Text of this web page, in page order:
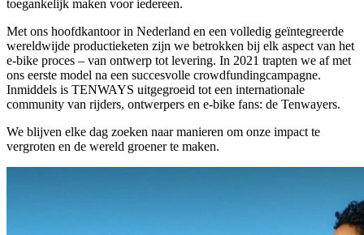
toegankelijk maken voor iedereen.
Met ons hoofdkantoor in Nederland en een volledig geïntegreerde
wereldwijde productieketen zijn we betrokken bij elk aspect van het
e-bike proces – van ontwerp tot levering. In 2021 trapten we af met
ons eerste model na een succesvolle crowdfundingcampagne.
Inmiddels is TENWAYS uitgegroeid tot een internationale
community van rijders, ontwerpers en e-bike fans: de Tenwayers.
We blijven elke dag zoeken naar manieren om onze impact te
vergroten en de wereld groener te maken.